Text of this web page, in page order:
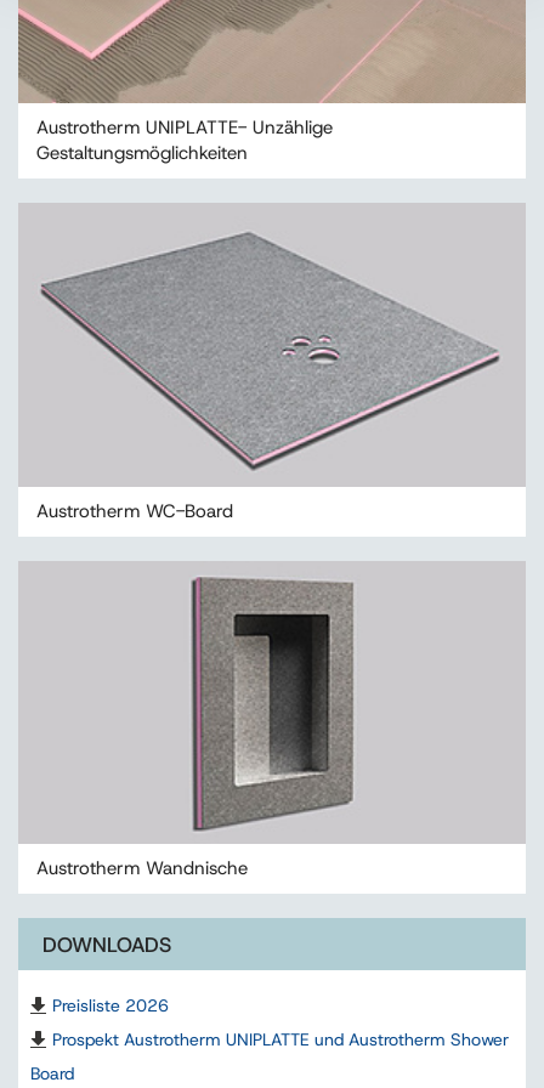
Austrotherm UNIPLATTE- Unzählige
Gestaltungsmöglichkeiten
Austrotherm WC-Board
Austrotherm Wandnische
DOWNLOADS
Preisliste 2026
Prospekt Austrotherm UNIPLATTE und Austrotherm Shower
Board